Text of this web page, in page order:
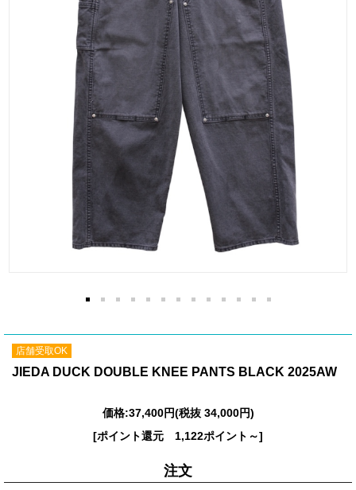
店舗受取OK
JIEDA DUCK DOUBLE KNEE PANTS BLACK 2025AW
価格:37,400円(税抜 34,000円)
[ポイント還元 1,122ポイント～]
注文